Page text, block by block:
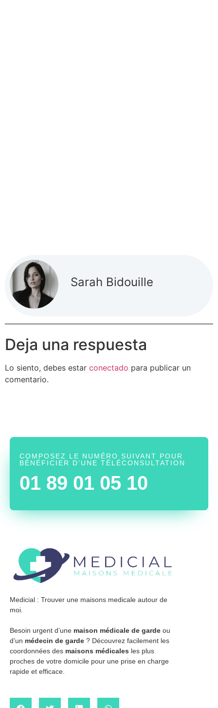
Sarah Bidouille
Deja una respuesta
Lo siento, debes estar conectado para publicar un
comentario.
COMPOSEZ LE NUMÉRO SUIVANT POUR
BÉNÉFICIER D’UNE TÉLÉCONSULTATION
01 89 01 05 10
Medicial : Trouver une maisons medicale autour de
moi.
Besoin urgent d’une maison médicale de garde ou
d’un médecin de garde ? Découvrez facilement les
coordonnées des maisons médicales les plus
proches de votre domicile pour une prise en charge
rapide et efficace.